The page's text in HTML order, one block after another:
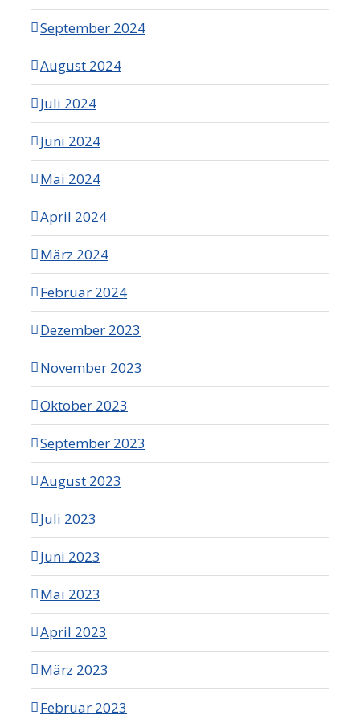
September 2024
August 2024
Juli 2024
Juni 2024
Mai 2024
April 2024
März 2024
Februar 2024
Dezember 2023
November 2023
Oktober 2023
September 2023
August 2023
Juli 2023
Juni 2023
Mai 2023
April 2023
März 2023
Februar 2023